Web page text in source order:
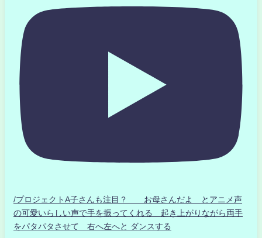
/プロジェクトA子さんも注目？ お母さんだよ とアニメ声
の可愛いらしい声で手を振ってくれる 起き上がりながら両手
をパタパタさせて 右へ左へと ダンスする